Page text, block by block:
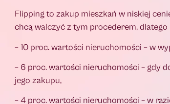
Flipping to zakup mieszkań w niskiej
chcą walczyć z tym procederem,
– 10 proc. wartości nieruchomości – w
– 6 proc. wartości nieruchomości – gdy
jego zakupu,
– 4 proc. wartości nieruchomości – w